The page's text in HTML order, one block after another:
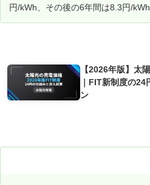
円/kWh、その後の6年間は8.3円/
【2026年版】太
｜FIT新制度の
ン